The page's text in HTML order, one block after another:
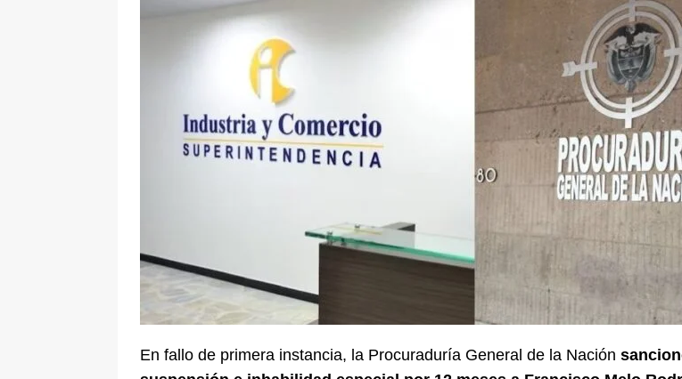
[ 8 de agosto de 2026 ] Epa Colombia fue trasladada de la Escuela de Carabineros a La
episodios que precipitaron su salida de Bogotá
En fallo de primera instancia, la Procuraduría General de la Nación